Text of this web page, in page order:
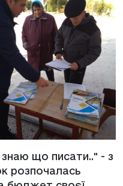
знаю що писати.." - з
розпочалась